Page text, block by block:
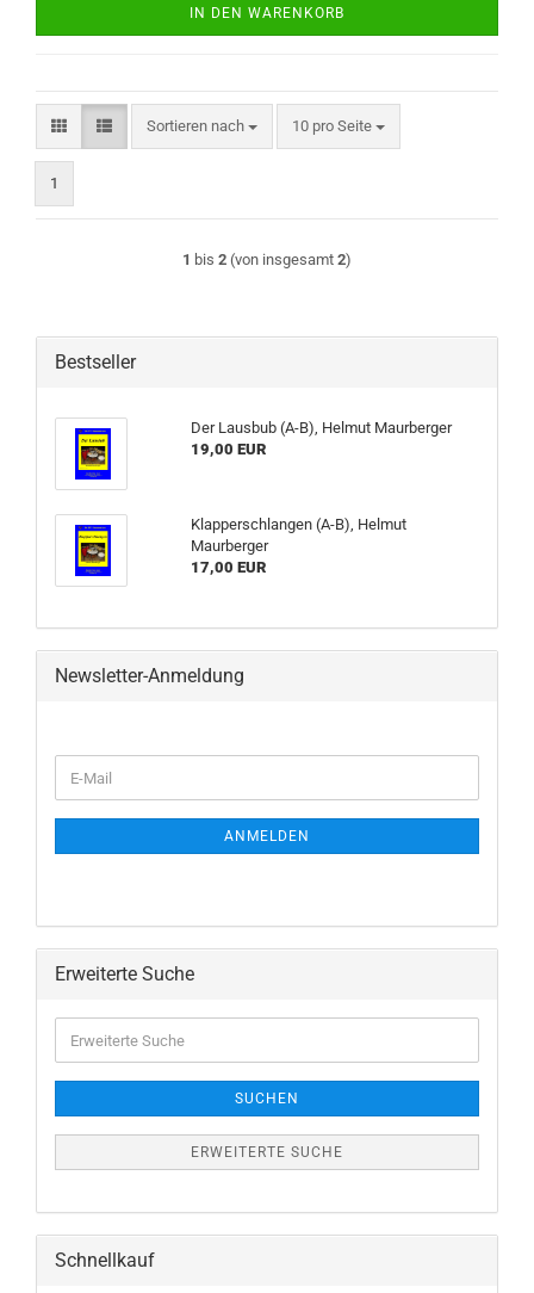
IN DEN WARENKORB
Sortieren nach
Sortieren nach 10 pro Seite
pro Seite
1
1 bis 2 (von insgesamt 2)
Bestseller
Der Lausbub (A-B), Helmut Maurberger
19,00 EUR
Klapperschlangen (A-B), Helmut
Maurberger
17,00 EUR
Newsletter-Anmeldung
ZUR
E-
Mail
ANMELDEN
Erweiterte Suche
Suche
SUCHEN
ERWEITERTE SUCHE
Schnellkauf